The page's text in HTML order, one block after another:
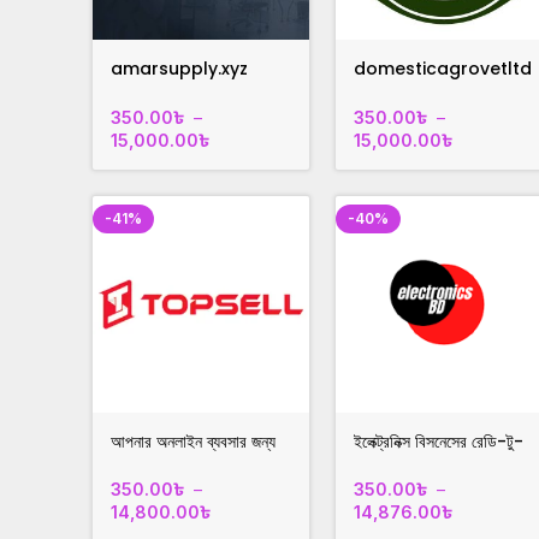
amarsupply.xyz
ওয়েবসাইট
350.00৳ –
15,000.00৳
domesticagrovetltd
ব্যবসার ওয়েবসাইট
350.00৳ –
15,000.00৳
-41%
আপনার অনলাইন ব্যবসার জন্য
ওয়েবসাইট!topsellbd.xyz
350.00৳ –
14,800.00৳
-40%
ইলেক্ট্রনিক্স বিসনেসের রেডি-টু-
চলছে!electronicsbd.xy
z
350.00৳ –
14,876.00৳